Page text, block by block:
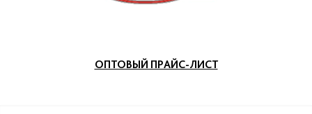
ОПТОВЫЙ ПРАЙС-ЛИСТ